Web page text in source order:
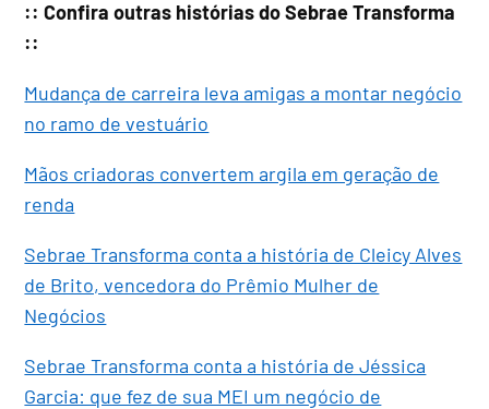
:: Confira outras histórias do Sebrae Transforma
::
Mudança de carreira leva amigas a montar negócio
no ramo de vestuário
Mãos criadoras convertem argila em geração de
renda
Sebrae Transforma conta a história de Cleicy Alves
de Brito, vencedora do Prêmio Mulher de
Negócios
Sebrae Transforma conta a história de Jéssica
Garcia: que fez de sua MEI um negócio de